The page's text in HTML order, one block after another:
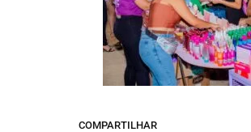
COMPARTILHAR